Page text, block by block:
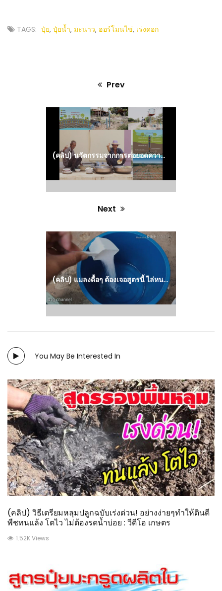
TAGS: ปุ๋ย, ปุ๋ยน้ำ, มะนาว, ฮอร์โมนไข่, เร่งดอก
Prev
(คลิป) นวัตกรรมจากการต่อยอดความรู้ธนาคารน้ำใต้ดิน ตำบลวังหามแห : วีดีโอ เกษตร
Next
(คลิป) แมลงดื้อๆ ต้องเจอสูตรนี้ ไล่หนอน แมลง ขั้นเด็ดขาด สาคู Channel : วีดีโอ เกษตร
You May Be Interested In
(คลิป) วิธีเตรียมหลุมปลูกฉบับเร่งด่วน! อย่างง่ายๆทำให้ดินดี
พืชทนแล้ง โตไว ไม่ต้องรดน้ำบ่อย : วีดีโอ เกษตร
1.52K Views